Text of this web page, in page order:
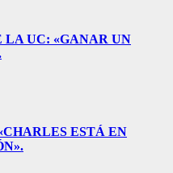
LA UC: «GANAR UN
ESTÁ EN